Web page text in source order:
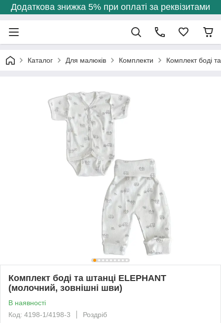
Додаткова знижка 5% при оплаті за реквізитами
Каталог Для малюків Комплекти Комплект боді
Комплект боді та штанці ELEPHANT
(молочний, зовнішні шви)
В наявності
Код: 4198-1/4198-3
Роздріб